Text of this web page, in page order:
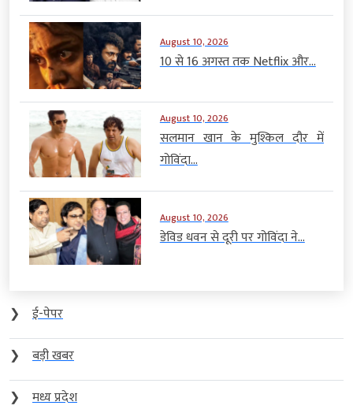
August 10, 2026
10 से 16 अगस्त तक Netflix और...
August 10, 2026
सलमान खान के मुश्किल दौर में
गोविंदा...
August 10, 2026
डेविड धवन से दूरी पर गोविंदा ने...
❯
ई-पेपर
❯
बड़ी खबर
❯
मध्य प्रदेश